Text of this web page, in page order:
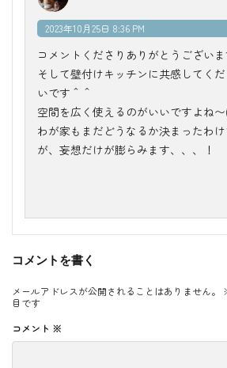
2023年10月25日 8:36 PM
コメントくださりありがとうございま
そして壁付けキッチンに共感してく
いです＾＾
空間を広く使えるのがいいですよね〜
わが家もまだどうなるか決まったわ
が、妄想だけが膨らみます、、、！
コメントを書く
メールアドレスが公開されることはありません。
目です
コメント ※